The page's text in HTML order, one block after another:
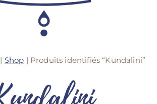
Identité
Réseau Mondial
Formation
| Shop | Produits identifiés “Kundalini”